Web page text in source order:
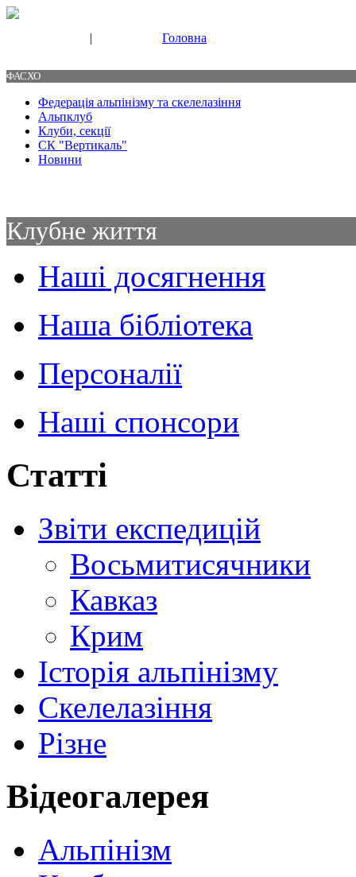
| Головна
ФАСХО
Федерація альпінізму та скелелазіння
Альпклуб
Клуби, секції
СК "Вертикаль"
Новини
Клубне життя
Наші досягнення
Наша бібліотека
Персоналії
Наші спонсори
Статті
Звіти експедицій
Восьмитисячники
Кавказ
Крим
Історія альпінізму
Скелелазіння
Різне
Відеогалерея
Альпінізм